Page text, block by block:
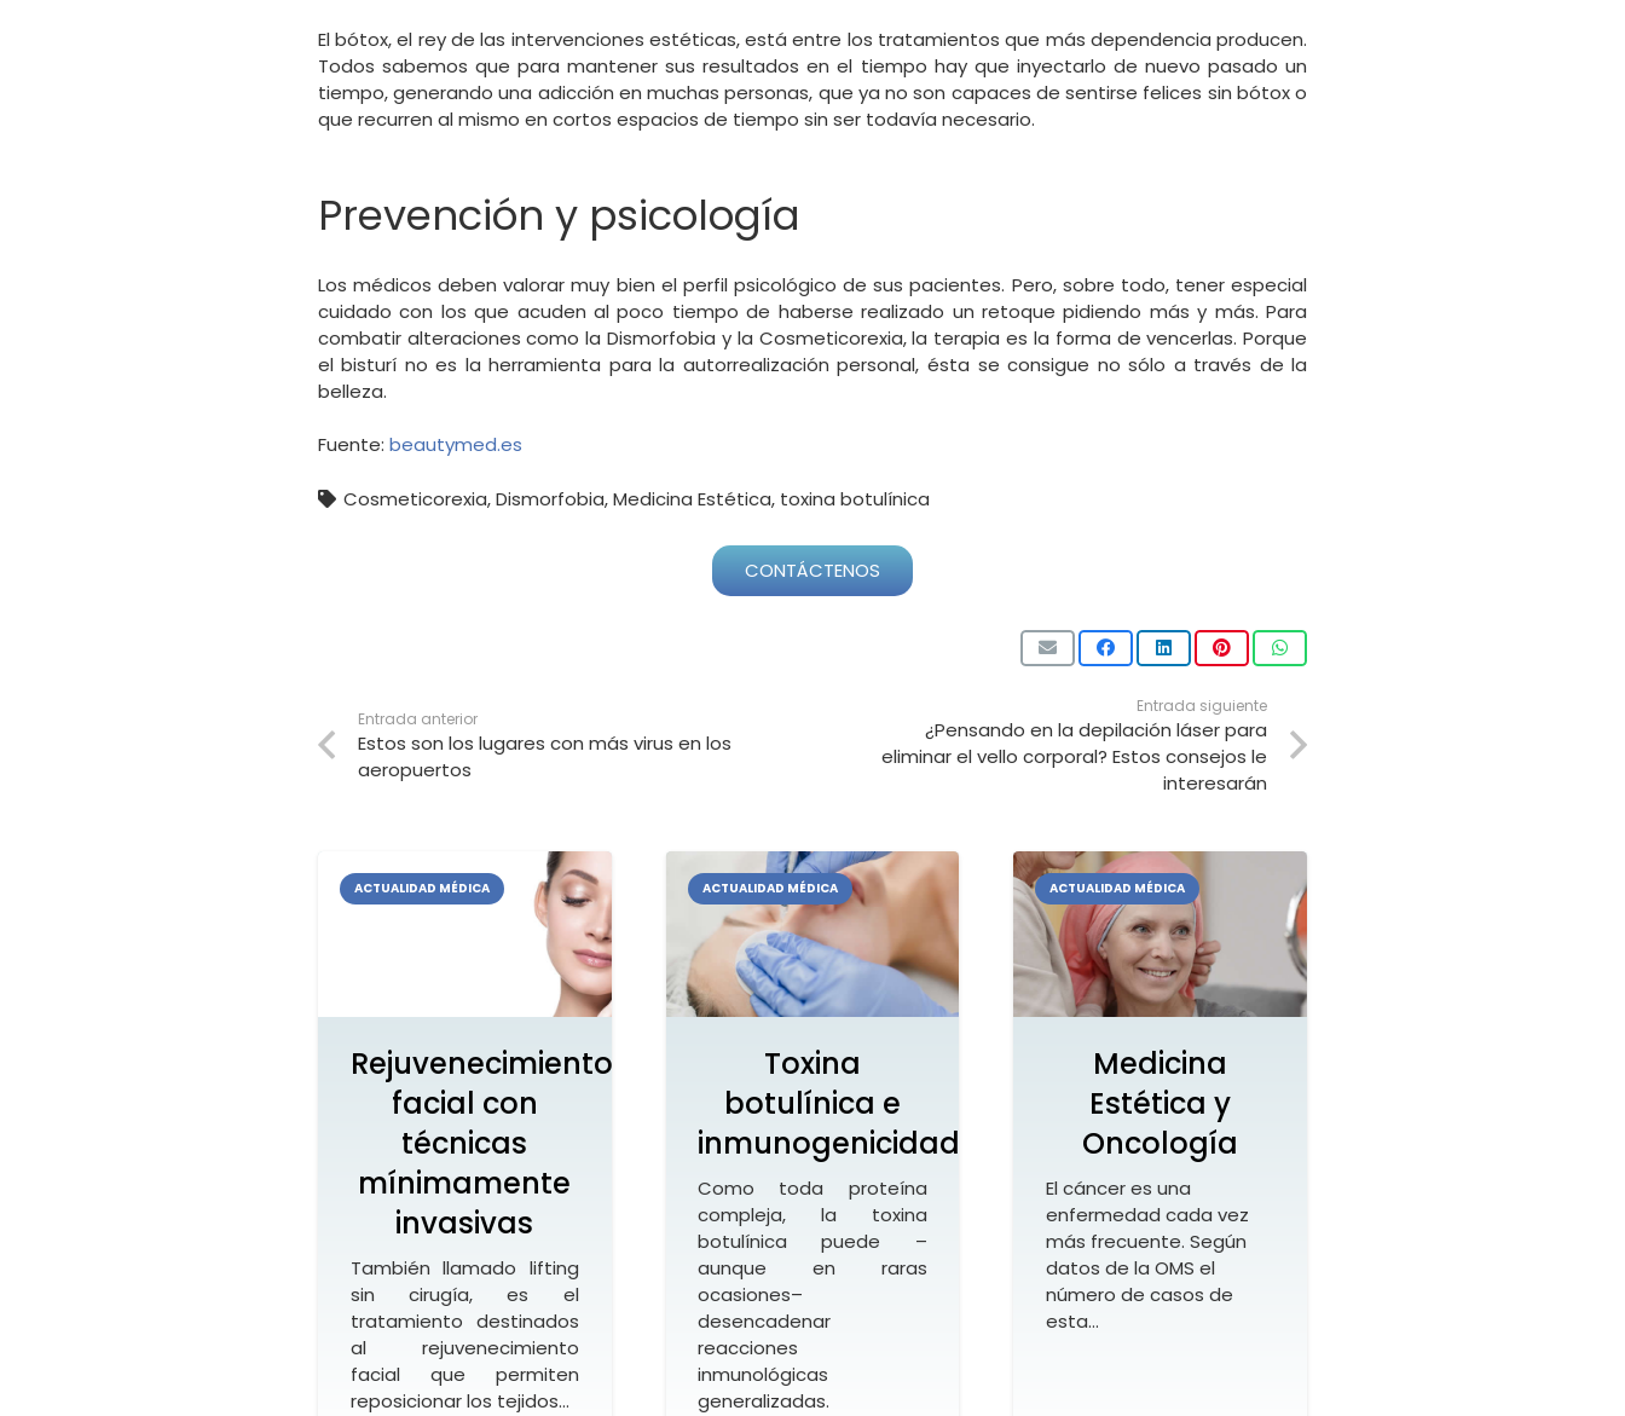
El bótox, el rey de las intervenciones estéticas, está entre los tratamientos que más dependencia producen.
Todos sabemos que para mantener sus resultados en el tiempo hay que inyectarlo de nuevo pasado un
tiempo, generando una adicción en muchas personas, que ya no son capaces de sentirse felices sin bótox o
que recurren al mismo en cortos espacios de tiempo sin ser todavía necesario.
Prevención y psicología
Los médicos deben valorar muy bien el perfil psicológico de sus pacientes. Pero, sobre todo, tener especial
cuidado con los que acuden al poco tiempo de haberse realizado un retoque pidiendo más y más. Para
combatir alteraciones como la Dismorfobia y la Cosmeticorexia, la terapia es la forma de vencerlas. Porque
el bisturí no es la herramienta para la autorrealización personal, ésta se consigue no sólo a través de la
belleza.
Fuente: beautymed.es
Cosmeticorexia,Dismorfobia,Medicina Estética, toxina botulínica
CONTÁCTENOS
Entrada anterior
Estos son los lugares con más virus en los
aeropuertos
Entrada siguiente
¿Pensando en la depilación láser para
eliminar el vello corporal? Estos consejos le
interesarán
ACTUALIDAD MÉDICA
Rejuvenecimiento
facial con
técnicas
mínimamente
invasivas
También llamado lifting
sin cirugía, es el
tratamiento destinados
al rejuvenecimiento
facial que permiten
reposicionar los tejidos…
ACTUALIDAD MÉDICA
Toxina
botulínica e
inmunogenicidad
Como toda proteína
compleja, la toxina
botulínica puede –
aunque en raras
ocasiones–
desencadenar
reacciones
inmunológicas
generalizadas.
ACTUALIDAD MÉDICA
Medicina
Estética y
Oncología
El cáncer es una
enfermedad cada vez
más frecuente. Según
datos de la OMS el
número de casos de
esta…